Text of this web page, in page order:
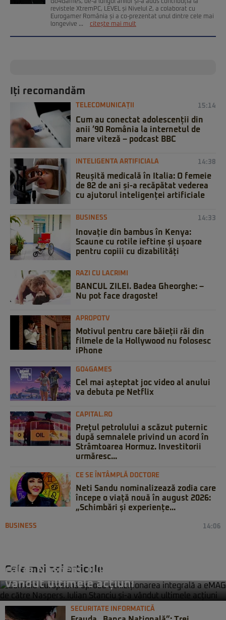
Go4Games, de-a lungul anilor și-a adus contribuția la
revistele XtremPC, LEVEL și Nivelul 2, a colaborat cu
Eurogamer România și a co-prezentat unul dintre cele mai
longevive ...
citește mai mult
Iți recomandăm
TELECOMUNICAȚII 15:14
Cum au conectat adolescenții din
anii ’90 România la internetul de
mare viteză – podcast BBC
INTELIGENTA ARTIFICIALA 14:38
Reușită medicală în Italia: O femeie
de 82 de ani și-a recăpătat vederea
cu ajutorul inteligenței artificiale
BUSINESS 14:33
Inovație din bambus în Kenya:
Scaune cu rotile ieftine și ușoare
pentru copiii cu dizabilități
RAZI CU LACRIMI
BANCUL ZILEI. Badea Gheorghe: –
Nu pot face dragoste!
APROPOTV
Motivul pentru care băieții răi din
filmele de la Hollywood nu folosesc
iPhone
GO4GAMES
Cel mai așteptat joc video al anului
va debuta pe Netflix
CAPITAL.RO
Prețul petrolului a scăzut puternic
după semnalele privind un acord în
Strâmtoarea Hormuz. Investitorii
urmăresc...
CE SE ÎNTÂMPLĂ DOCTORE
Neti Sandu nominalizează zodia care
începe o viață nouă în august 2026:
„Schimbări și experiențe...
Cele mai noi articole
BUSINESS 14:06
către Naspers. Iulian Stanciu și-a
vândut ultimele acțiuni
SECURITATE INFORMATICĂ